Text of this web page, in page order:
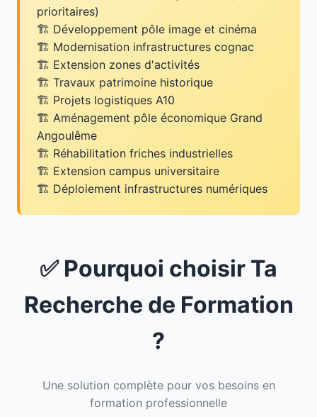
prioritaires)
Développement pôle image et cinéma
Modernisation infrastructures cognac
Extension zones d'activités
Travaux patrimoine historique
Projets logistiques A10
Aménagement pôle économique Grand
Angoulême
Réhabilitation friches industrielles
Extension campus universitaire
Déploiement infrastructures numériques
✅ Pourquoi choisir Ta
Recherche de Formation
?
Une solution complète pour vos besoins en
formation professionnelle